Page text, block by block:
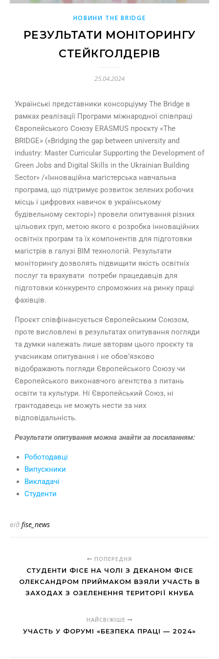
НОВИНИ THE BRIDGE
РЕЗУЛЬТАТИ МОНІТОРИНГУ
СТЕЙКГОЛДЕРІВ
25.04.2024
Українські представники консорціуму The Bridge в
рамках реалізації Програми міжнародної співпраці
Європейського Союзу ERASMUS проєкту «The
BRIDGE» («Bridging the gap between university and
industry: Master Curricular Supporting the Development of
Green Jobs and Digital Skills in the Ukrainian Building
Sector» /«Інноваційна магістерська навчальна
програма, що підтримує розвиток зелених робочих
місць і цифрових навичок в українському
будівельному секторі») провели опитування різних
цільових груп, метою якого є розробка інноваційних
освітніх програм та їх компонентів для підготовки
магістрів в галузі BIM технологій. Результати
моніторингу дозволять підвищити якість освітніх
послуг та врахувати потреби працедавців для
підготовки конкуренто спроможних на ринку праці
фахівців.
Проєкт співфінансується Європейським Союзом,
проте висловлені в результатах опитування погляди
та думки належать лише авторам цього проєкту та
учасникам опитування і не обов’язково
відображають погляди Європейського Союзу чи
Європейського виконавчого агентства з питань
освіти та культури. Ні Європейський Союз, ні
грантодавець не можуть нести за них
відповідальність.
Результати опитування можна знайти за посиланням:
Роботодавці
Випускники
Викладачі
Студенти
від fise_news
ПОПЕРЕДНЯ
СТУДЕНТИ ФІСЕ НА ЧОЛІ З ДЕКАНОМ ФІСЕ
ОЛЕКСАНДРОМ ПРИЙМАКОМ ВЗЯЛИ УЧАСТЬ В
ЗАХОДАХ З ОЗЕЛЕНЕННЯ ТЕРИТОРІЇ КНУБА
НАЙСВІЖІШЕ
УЧАСТЬ У ФОРУМІ «БЕЗПЕКА ПРАЦІ — 2024»